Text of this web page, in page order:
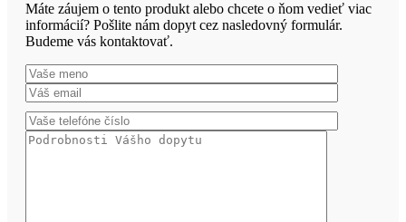
Máte záujem o tento produkt alebo chcete o ňom vedieť viac
informácií? Pošlite nám dopyt cez nasledovný formulár.
Budeme vás kontaktovať.